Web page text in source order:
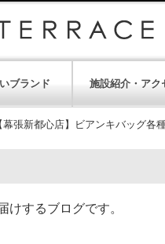
ブランド 施設紹介・アク
幕張新都心店】ビアンキバッグ各
けするブログです。